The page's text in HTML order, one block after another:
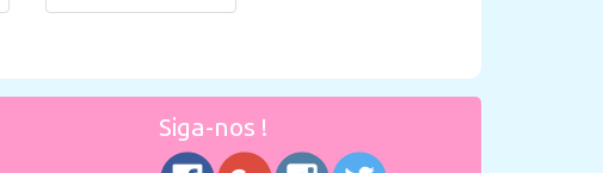
Siga-nos !